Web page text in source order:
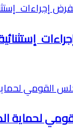
لحماية